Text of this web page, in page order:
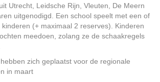
Utrecht, Leidsche Rijn, Vleuten, De Meern
uitgenodigd. Een school speelt met een of
(+ maximaal 2 reserves). Kinderen
meedoen, zolang ze de schaakregels
zich geplaatst voor de regionale
in maart